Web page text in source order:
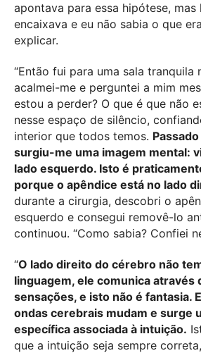
apontava para essa hipótese, mas
encaixava e eu não sabia o que
explicar.
“Então fui para uma sala tranquila
acalmei-me e perguntei a mim
estou a perder? O que é que não
nesse espaço de silêncio,
interior que todos temos.
surgiu-me uma imagem mental:
lado esquerdo. Isto é
porque o apêndice está no lado
durante a cirurgia, descobri o
esquerdo e consegui removê-lo
continuou. “Como sabia? Confiei
“O lado direito do cérebro não
linguagem, ele comunica através
sensações, e isto não é fantasia.
ondas cerebrais mudam e surge
específica associada à intuição.
que a intuição seja sempre